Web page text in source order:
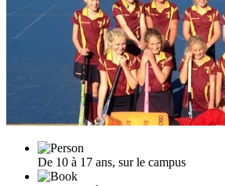
De 10 à 17 ans, sur le campus